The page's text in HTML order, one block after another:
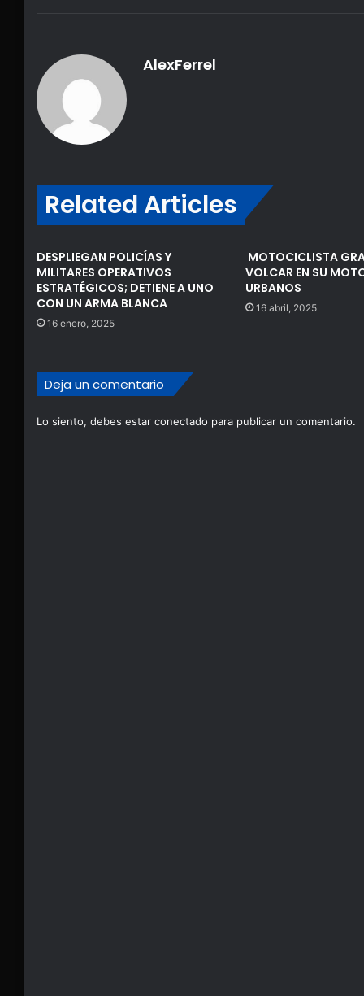
AlexFerrel
Related Articles
DESPLIEGAN POLICÍAS Y
MILITARES OPERATIVOS
ESTRATÉGICOS; DETIENE A UNO
CON UN ARMA BLANCA
16 enero, 2025
MOTOCICLISTA
VOLCAR EN SU
URBANOS
16 abril, 2025
Deja un comentario
Lo siento, debes estar conectado para publicar un comentario.